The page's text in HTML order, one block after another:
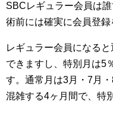
SBCレギュラー会員は
術前には確実に会員登録
レギュラー会員になる
できますし、特別月は5
す。通常月は3月・7月
混雑する4ヶ月間で、特